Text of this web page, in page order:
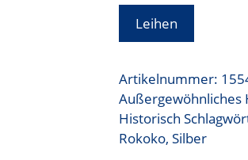
Leihen
Artikelnummer:
Außergewöhnliches
Historisch
Rokoko,Silber